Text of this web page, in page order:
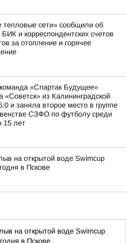
тепловые сети» сообщили об
и корреспондентских счетов
за отопление и горячее
команда «Спартак Будущее»
«Советск» из Калининградской
и заняла второе место в группе
СЗФО по футболу среди
15 лет
на открытой воде Swimcup
в Пскове
на открытой воде Swimcup
в Пскове